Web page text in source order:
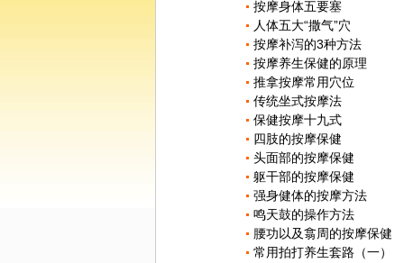
按摩身体五要塞
人体五大“撒气”穴
按摩补泻的3种方法
按摩养生保健的原理
推拿按摩常用穴位
传统坐式按摩法
保健按摩十九式
四肢的按摩保健
头面部的按摩保健
躯干部的按摩保健
强身健体的按摩方法
鸣天鼓的操作方法
腰功以及翕周的按摩保健
常用拍打养生套路（一）